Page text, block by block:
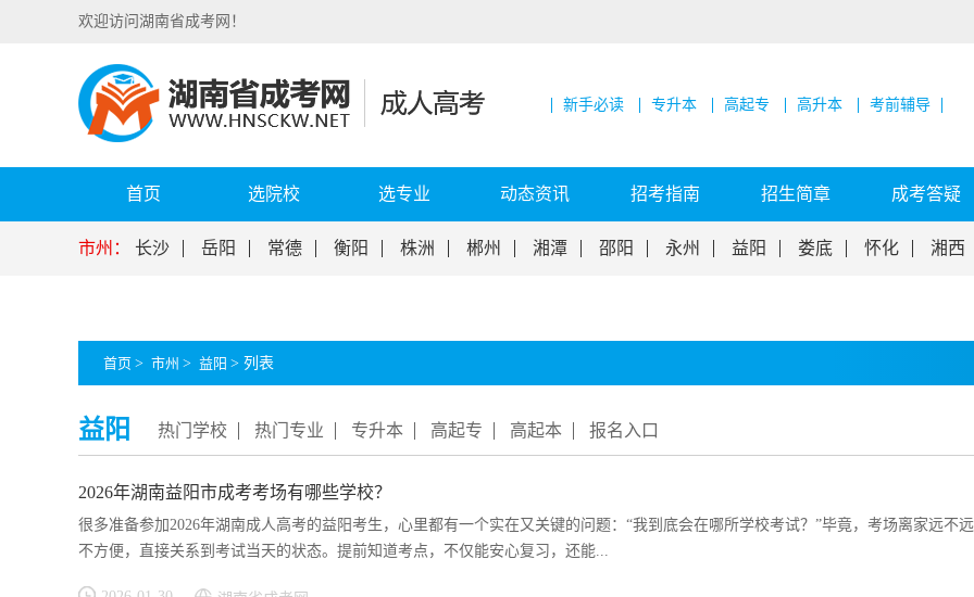
欢迎访问湖南省成考网！
新手必读 专升本 高起专 高升本 考前辅导
首页 选院校 选专业 动态资讯 招考指南 招生简章 成考答疑
市州： 长沙 岳阳 常德 衡阳 株洲 郴州 湘潭 邵阳 永州 益阳 娄底 怀化 湘西
首页 > 市州 > 益阳 > 列表
益阳 热门学校 热门专业 专升本 高起专 高起本 报名入口
2026年湖南益阳市成考考场有哪些学校？
很多准备参加2026年湖南成人高考的益阳考生，心里都有一个实在又关键的问题：“我到底会在哪所学校考试？”毕竟，考场离家远不
不方便，直接关系到考试当天的状态。提前知道考点，不仅能安心复习，还能...